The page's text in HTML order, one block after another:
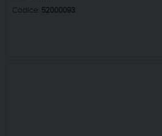
Codice: 52000093